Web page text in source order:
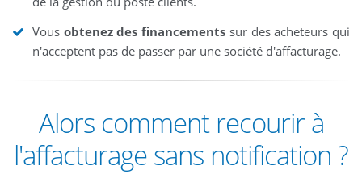
Vous obtenez des financements sur des acheteurs qui
n'acceptent pas de passer par une société d'affacturage.
Alors comment recourir à
l'affacturage sans notification ?